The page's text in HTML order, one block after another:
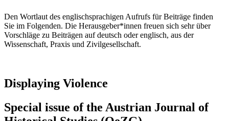
Den Wortlaut des englischsprachigen Aufrufs für Beiträge finden
Sie im Folgenden. Die Herausgeber*innen freuen sich sehr über
Vorschläge zu Beiträgen auf deutsch oder englisch, aus der
Wissenschaft, Praxis und Zivilgesellschaft.
Displaying Violence
Special issue of the Austrian Journal of